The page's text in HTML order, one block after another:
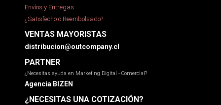
Envíos y Entregas
¿Satisfecho o Reembolsado?
VENTAS MAYORISTAS
distribucion@outcompany.cl
PARTNER
¿Necesitas ayuda en Marketing Digital - Comercial?
Agencia BIZEN
¿NECESITAS UNA COTIZACIÓN?